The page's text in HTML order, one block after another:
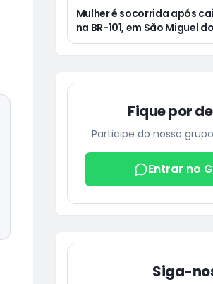
Mulher é socorrida após
na BR-101, em São Miguel
Jovem de 25 anos morre
Fique por
Participe do nosso
Entrar no
Siga-